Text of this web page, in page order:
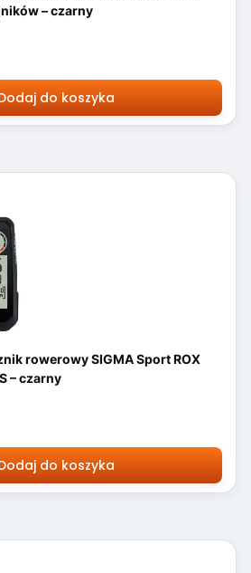
– czarny
do koszyka
rowerowy SIGMA Sport ROX
– czarny
do koszyka